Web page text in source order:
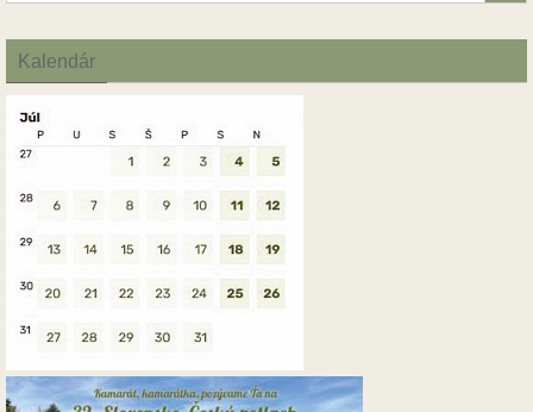
Kalendár